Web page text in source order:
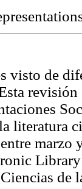
visto de
literatura
marzo